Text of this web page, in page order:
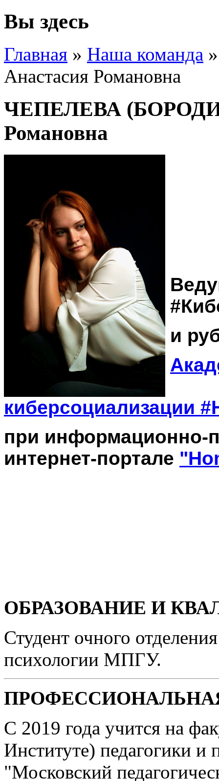
Вы здесь
Главная » Наша команда »
Анастасия Романовна
ЧЕПЕЛЕВА
Романовна
и
киберсоциализации
при информационно-
интернет-портале
ОБРАЗОВАНИЕ И
Студент очного
психологии МПГУ.
С 2019 года учится на
Институте) педагогики
"Московский